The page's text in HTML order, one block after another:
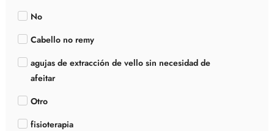
No
Cabello no remy
agujas de extracción de vello sin necesidad de
afeitar
Otro
fisioterapia